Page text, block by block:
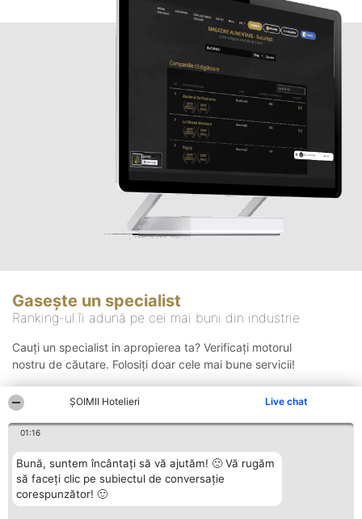
ȘOIMII Hotelieri Live chat
01:16
Bună, suntem încântați să vă ajutăm! 🙂 Vă rugăm
să faceți clic pe subiectul de conversație
corespunzător! 🙂
Gasește un specialist
Ranking-ul îi adună pe cei mai buni din industrie
Cauți un specialist in apropierea ta? Verificați motorul
nostru de căutare. Folosiți doar cele mai bune servicii!